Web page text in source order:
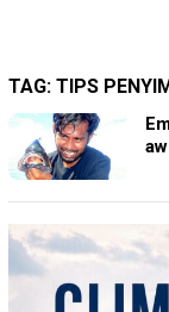
TAG: TIPS